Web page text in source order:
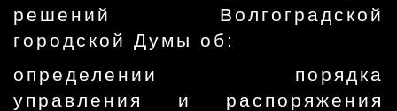
решений Волгоградской
городской Думы об:
определении порядка
управления и распоряжения